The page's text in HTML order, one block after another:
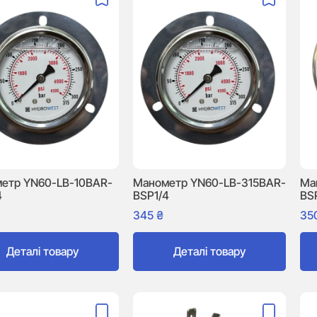
YN60-LB-10BAR-
Деталі товару
Манометр YN60-LB-315BAR-
BSP1/4
345 ₴
Деталі товару